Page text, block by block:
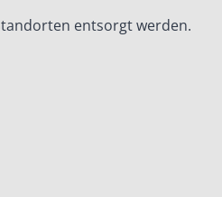
entsorgt werden.